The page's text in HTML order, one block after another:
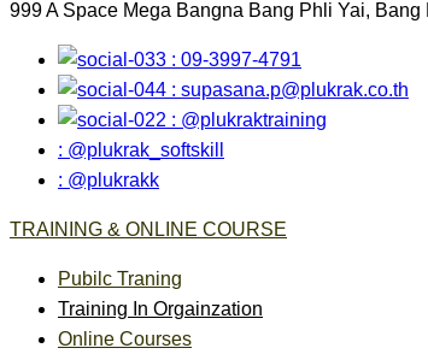
999 A Space Mega Bangna Bang Phli Yai,
: 09-3997-4791
: supasana.p@plukrak.co.th
: @plukraktraining
: @plukrak_softskill
: @plukrakk
TRAINING & ONLINE COURSE
Pubilc Traning
Training In Orgainzation
Online Courses